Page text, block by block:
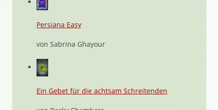
Persiana Easy
von Sabrina Ghayour
Ein Gebet für die achtsam Schreitenden